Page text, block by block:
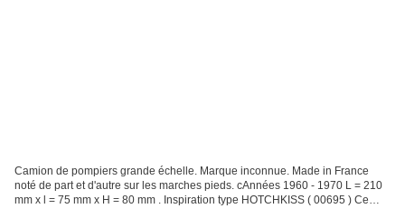
Camion de pompiers grande échelle. Marque inconnue. Made in France
noté de part et d'autre sur les marches pieds. cAnnées 1960 - 1970 L = 210
mm x l = 75 mm x H = 80 mm . Inspiration type HOTCHKISS ( 00695 ) Ce